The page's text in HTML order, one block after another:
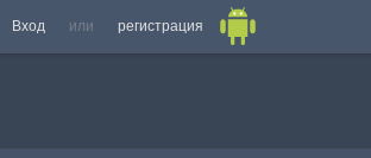
Вход или регистрация